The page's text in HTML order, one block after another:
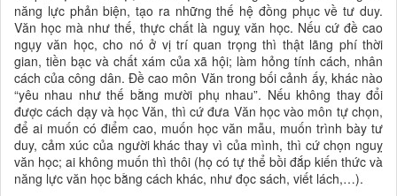
năng lực phản biện, tạo ra những thế hệ đồng phục về tư duy.
Văn học mà như thế, thực chất là nguỵ văn học. Nếu cứ đề cao
ngụy văn học, cho nó ở vị trí quan trọng thì thật lãng phí thời
gian, tiền bạc và chất xám của xã hội; làm hỏng tính cách, nhân
cách của công dân. Đề cao môn Văn trong bối cảnh ấy, khác nào
“yêu nhau như thế bằng mười phụ nhau”. Nếu không thay đổi
được cách dạy và học Văn, thì cứ đưa Văn học vào môn tự chọn,
để ai muốn có điểm cao, muốn học văn mẫu, muốn trình bày tư
duy, cảm xúc của người khác thay vì của mình, thì cứ chọn nguỵ
văn học; ai không muốn thì thôi (họ có tự thể bồi đắp kiến thức và
năng lực văn học bằng cách khác, như đọc sách, viết lách,…).